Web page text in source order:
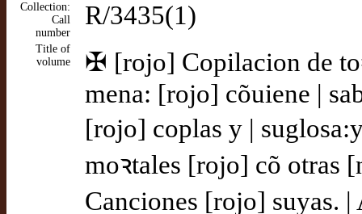
Collection:
Call
number
R/3435(1)
Title of
volume
✠ [rojo] Copilacion de
mena: [rojo] cõuiene |
[rojo] coplas y |
moꝛtales [rojo] cõ otras
Canciones [rojo] suyas. |